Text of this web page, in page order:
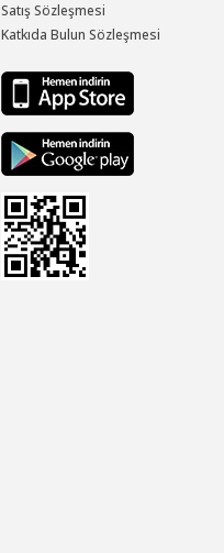
Satış Sözleşmesi
Katkıda Bulun Sözleşmesi